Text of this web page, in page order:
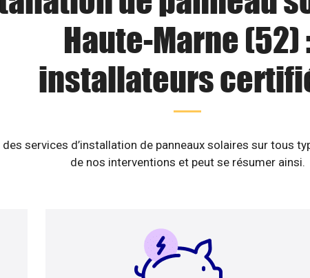
Haute-Marne (52)
installateurs
services d’installation de panneaux solaires sur tous
de nos interventions et peut se résumer ainsi.